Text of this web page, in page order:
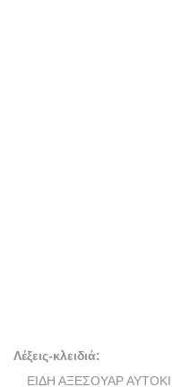
Λέξεις-κλειδιά:
ΕΙΔΗ ΑΞΕΣΟΥΑΡ